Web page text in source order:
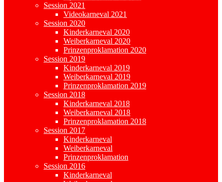
Session 2021
Videokarneval 2021
Session 2020
Kinderkarneval 2020
Weiberkarneval 2020
Prinzenproklamation 2020
Session 2019
Kinderkarneval 2019
Weiberkarneval 2019
Prinzenproklamation 2019
Session 2018
Kinderkarneval 2018
Weiberkarneval 2018
Prinzenproklamation 2018
Session 2017
Kinderkarneval
Weiberkarneval
Prinzenproklamation
Session 2016
Kinderkarneval